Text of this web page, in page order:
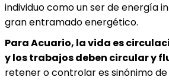
individuo como un ser de energía
gran entramado energético.
Para Acuario, la vida es
y los trabajos deben circular y
retener o controlar es sinónimo